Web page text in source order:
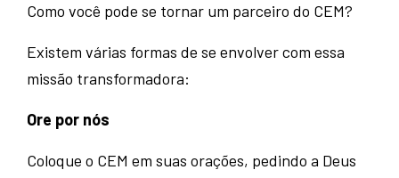
Como você pode se tornar um parceiro do CEM?
Existem várias formas de se envolver com essa
missão transformadora:
Ore por nós
Coloque o CEM em suas orações, pedindo a Deus